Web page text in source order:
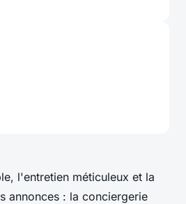
l'entretien méticuleux et la
annonces : la conciergerie